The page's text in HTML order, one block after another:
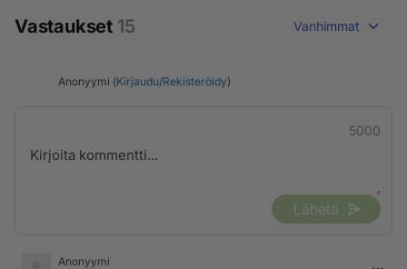
Vastaukset 15 Vanhimmat
Anonyymi (Kirjaudu/Rekisteröidy)
5000
Lähetä
Anonyymi